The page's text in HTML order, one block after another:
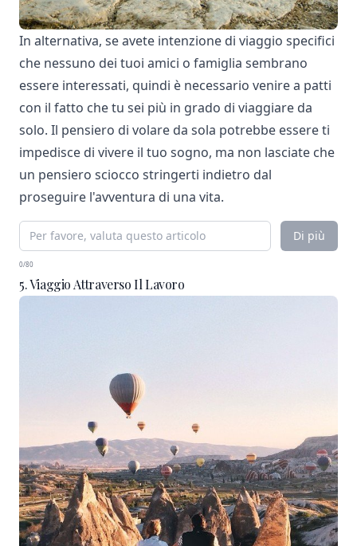
In alternativa, se avete intenzione di viaggio specifici
che nessuno dei tuoi amici o famiglia sembrano
essere interessati, quindi è necessario venire a patti
con il fatto che tu sei più in grado di viaggiare da
solo. Il pensiero di volare da sola potrebbe essere ti
impedisce di vivere il tuo sogno, ma non lasciate che
un pensiero sciocco stringerti indietro dal
proseguire l'avventura di una vita.
Di più
0/80
5. Viaggio Attraverso Il Lavoro